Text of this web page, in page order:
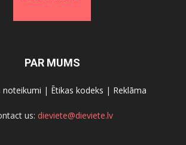
PAR MUMS
noteikumi | Ētikas kodeks | Reklāma
us: dieviete@dieviete.lv